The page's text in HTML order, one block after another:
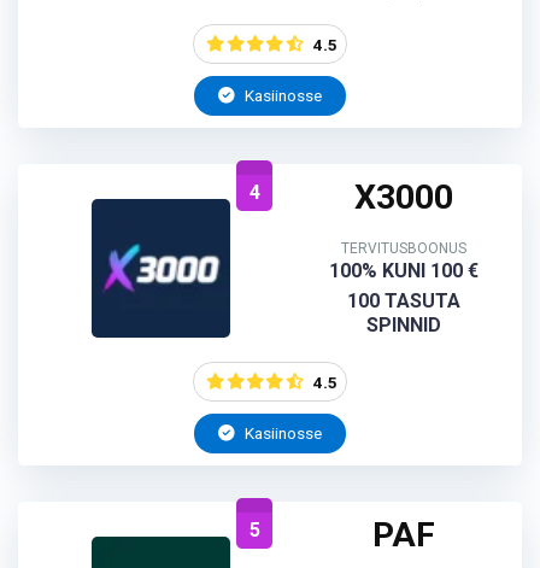
4.5
Kasiinosse
4 X3000
TERVITUSBOONUS
100% KUNI 100 €
100 TASUTA
SPINNID
4.5
Kasiinosse
5 PAF